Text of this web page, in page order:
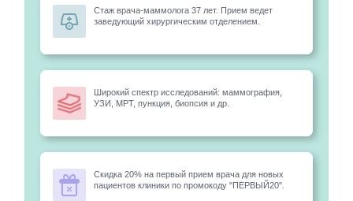
Стаж врача-маммолога 37 лет. Прием ведет
заведующий хирургическим отделением.
Широкий спектр исследований: маммография,
УЗИ, МРТ, пункция, биопсия и др.
Скидка 20% на первый прием врача для новых
пациентов клиники по промокоду "ПЕРВЫЙ20".